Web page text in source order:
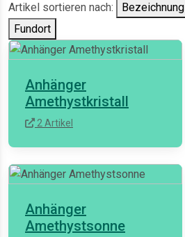
Artikel sortieren nach: Bezeichnung
Fundort
Anhänger
Amethystkristall
2 Artikel
Anhänger
Amethystsonne